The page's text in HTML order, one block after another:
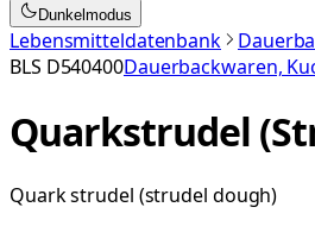
Dunkelmodus
Lebensmitteldatenbank
BLS D540400Dauerbackwaren,
Quarkstrudel
Quark strudel (strudel dough)